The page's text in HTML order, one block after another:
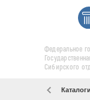
Федеральное
Сибирского